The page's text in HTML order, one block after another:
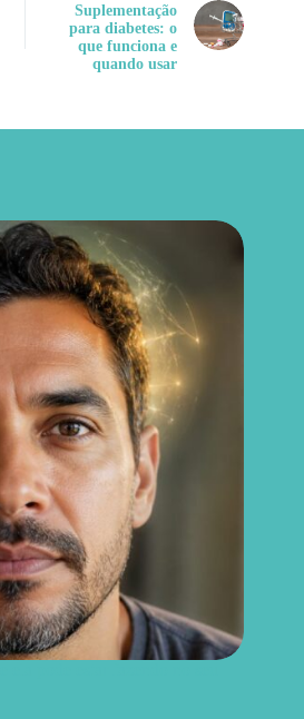
Suplementação
para diabetes: o
que funciona e
quando usar